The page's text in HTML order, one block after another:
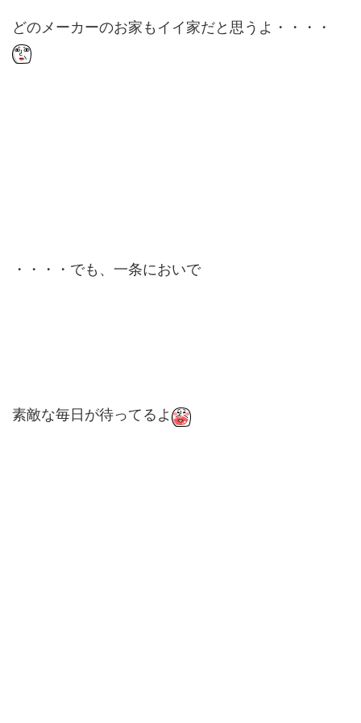
どのメーカーのお家もイイ家だと思うよ・・・・
・・・・でも、一条においで
素敵な毎日が待ってるよ